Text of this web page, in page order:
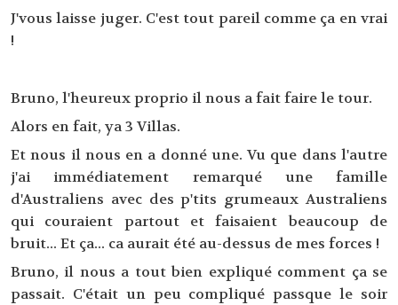
J'vous laisse juger. C'est tout pareil comme ça en vrai
!
Bruno, l'heureux proprio il nous a fait faire le tour.
Alors en fait, ya 3 Villas.
Et nous il nous en a donné une. Vu que dans l'autre
j'ai immédiatement remarqué une famille
d'Australiens avec des p'tits grumeaux Australiens
qui couraient partout et faisaient beaucoup de
bruit... Et ça... ca aurait été au-dessus de mes forces !
Bruno, il nous a tout bien expliqué comment ça se
passait. C'était un peu compliqué passque le soir